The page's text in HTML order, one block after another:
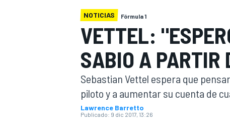
INDYCAR
NOTICIAS Fórmula 1
VETTEL:
SABIO A PARTIR
Sebastian Vettel espera que
piloto y a aumentar su cuenta de
Lawrence Barretto
Publicado: 9 dic 2017, 13:26